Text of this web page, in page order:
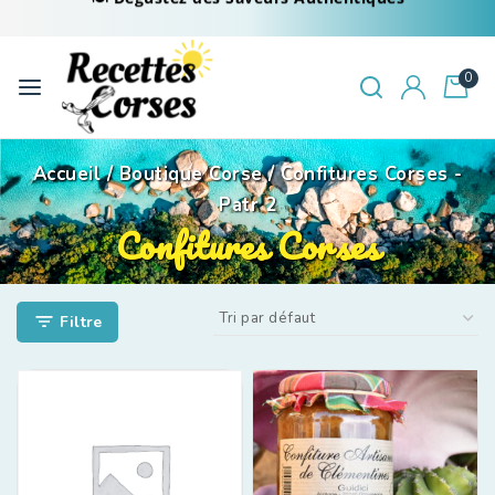
0
Accueil / Boutique Corse / Confitures Corses-
Patr 2
Confitures Corses
Filtre